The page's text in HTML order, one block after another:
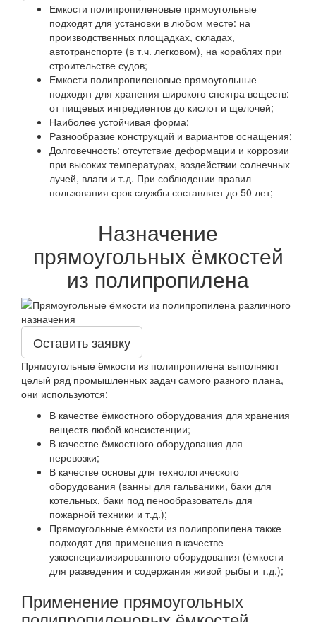
Емкости полипропиленовые прямоугольные
подходят для установки в любом месте: на
производственных площадках, складах,
автотранспорте (в т.ч. легковом), на кораблях при
строительстве судов;
Емкости полипропиленовые прямоугольные
подходят для хранения широкого спектра веществ:
от пищевых ингредиентов до кислот и щелочей;
Наиболее устойчивая форма;
Разнообразие конструкций и вариантов оснащения;
Долговечность: отсутствие деформации и коррозии
при высоких температурах, воздействии солнечных
лучей, влаги и т.д. При соблюдении правил
пользования срок службы составляет до 50 лет;
Назначение
прямоугольных ёмкостей
из полипропилена
Оставить заявку
Прямоугольные ёмкости из полипропилена выполняют
целый ряд промышленных задач самого разного плана,
они используются:
В качестве ёмкостного оборудования для хранения
веществ любой консистенции;
В качестве ёмкостного оборудования для
перевозки;
В качестве основы для технологического
оборудования (ванны для гальваники, баки для
котельных, баки под пенообразователь для
пожарной техники и т.д.);
Прямоугольные ёмкости из полипропилена также
подходят для применения в качестве
узкоспециализированного оборудования (ёмкости
для разведения и содержания живой рыбы и т.д.);
Применение прямоугольных